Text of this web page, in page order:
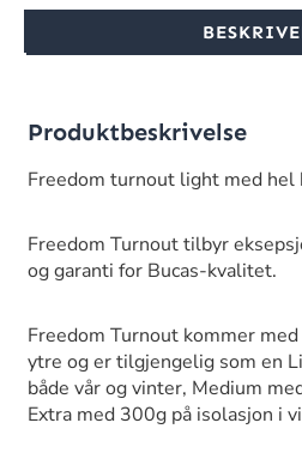
Produktbeskrivelse
Freedom turnout light med hel
Freedom Turnout tilbyr
og garanti for Bucas-kvalitet.
Freedom Turnout kommer
ytre og er tilgjengelig som en
både vår og vinter, Medium
Extra med 300g på isolasjon i